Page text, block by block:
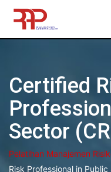
Skip
content
Certified
Sector
Pelatihan Manajemen
Risk Professional in Public